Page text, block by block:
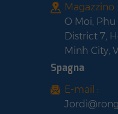
Magazzino :
O Moi, Phu
District 7,
Minh City,
Spagna
E-mail :